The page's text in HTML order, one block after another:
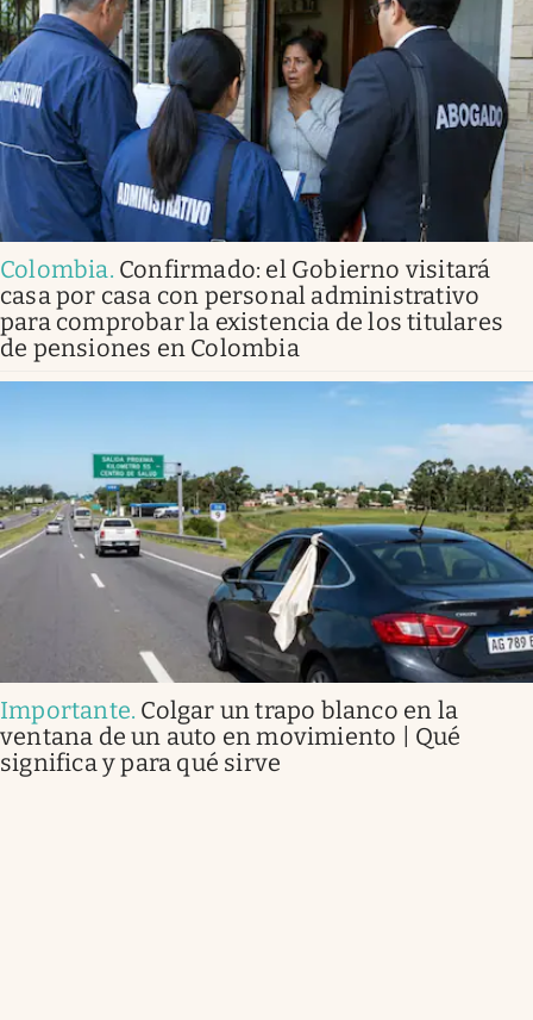
Colombia. Confirmado: el Gobierno visitará
casa por casa con personal administrativo
para comprobar la existencia de los titulares
de pensiones en Colombia
Importante. Colgar un trapo blanco en la
ventana de un auto en movimiento | Qué
significa y para qué sirve